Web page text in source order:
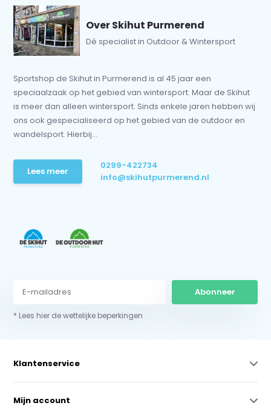
Over Skihut Purmerend
Dé specialist in Outdoor & Wintersport
Sportshop de Skihut in Purmerend is al 45 jaar een
speciaalzaak op het gebied van wintersport. Maar de Skihut
is meer dan alleen wintersport. Sinds enkele jaren hebben wij
ons ook gespecialiseerd op het gebied van de outdoor en
wandelsport. Hierbij...
Lees meer
0299-422734
info@skihutpurmerend.nl
Abonneer
* Lees hier de wettelijke beperkingen
Klantenservice
Mijn account